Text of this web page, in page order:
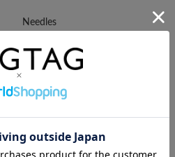
Needles
HUMAN MADE